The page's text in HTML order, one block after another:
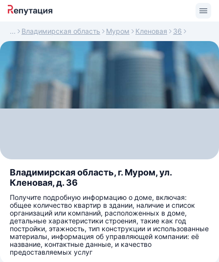
Владимирская область Муром Кленовая 36
Владимирская область, г. Муром, ул.
Кленовая, д. 36
Получите подробную информацию о доме, включая:
общее количество квартир в здании, наличие и список
организаций или компаний, расположенных в доме,
детальные характеристики строения, такие как год
постройки, этажность, тип конструкции и использованные
материалы, информация об управляющей компании: её
название, контактные данные, и качество
предоставляемых услуг